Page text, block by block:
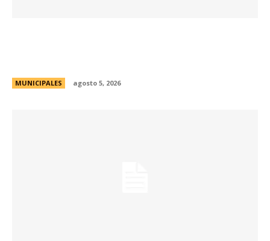
MUNICIPALES agosto 5, 2026